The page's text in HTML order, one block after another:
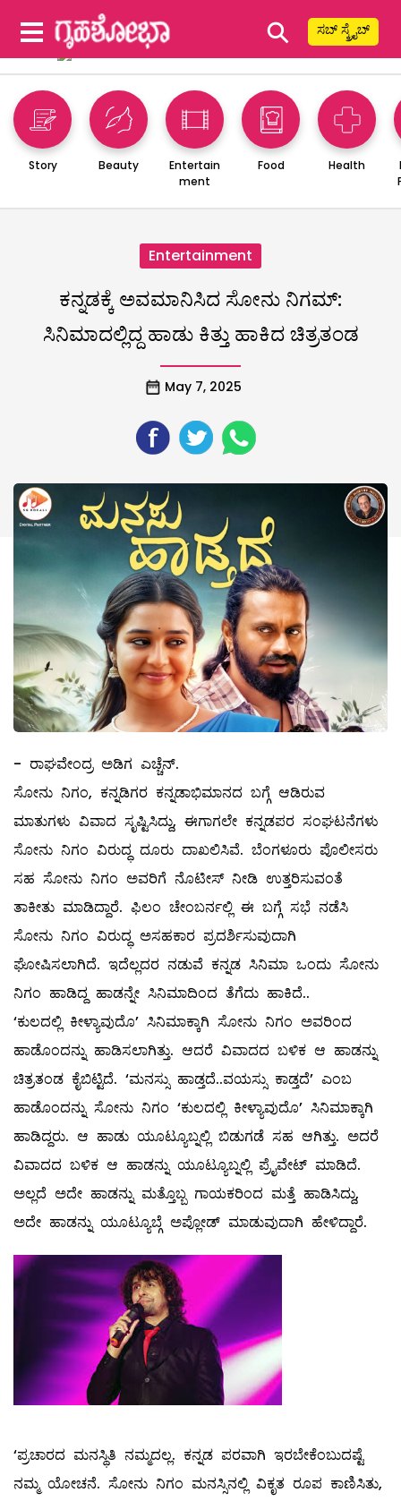
⚲ ಸಬ್ ಸ್ಕ್ರೈಬ್
Story Beauty
Entertain
ment
Food Health
Entertainment
ಕನ್ನಡಕ್ಕೆ ಅವಮಾನಿಸಿದ ಸೋನು ನಿಗಮ್:
ಸಿನಿಮಾದಲ್ಲಿದ್ದ ಹಾಡು ಕಿತ್ತು ಹಾಕಿದ ಚಿತ್ರತಂಡ
May 7, 2025
- ರಾಘವೇಂದ್ರ ಅಡಿಗ ಎಚ್ಚೆನ್.
ಸೋನು ನಿಗಂ, ಕನ್ನಡಿಗರ ಕನ್ನಡಾಭಿಮಾನದ ಬಗ್ಗೆ ಆಡಿರುವ
ಮಾತುಗಳು ವಿವಾದ ಸೃಷ್ಟಿಸಿದ್ದು, ಈಗಾಗಲೇ ಕನ್ನಡಪರ ಸಂಘಟನೆಗಳು
ಸೋನು ನಿಗಂ ವಿರುದ್ಧ ದೂರು ದಾಖಲಿಸಿವೆ. ಬೆಂಗಳೂರು ಪೊಲೀಸರು
ಸಹ ಸೋನು ನಿಗಂ ಅವರಿಗೆ ನೊಟೀಸ್ ನೀಡಿ ಉತ್ತರಿಸುವಂತೆ
ತಾಕೀತು ಮಾಡಿದ್ದಾರೆ. ಫಿಲಂ ಚೇಂಬರ್ನಲ್ಲಿ ಈ ಬಗ್ಗೆ ಸಭೆ ನಡೆಸಿ
ಸೋನು ನಿಗಂ ವಿರುದ್ಧ ಅಸಹಕಾರ ಪ್ರದರ್ಶಿಸುವುದಾಗಿ
ಘೋಷಿಸಲಾಗಿದೆ. ಇದೆಲ್ಲದರ ನಡುವೆ ಕನ್ನಡ ಸಿನಿಮಾ ಒಂದು ಸೋನು
ನಿಗಂ ಹಾಡಿದ್ದ ಹಾಡನ್ನೇ ಸಿನಿಮಾದಿಂದ ತೆಗೆದು ಹಾಕಿದೆ..
‘ಕುಲದಲ್ಲಿ ಕೀಳ್ಯಾವುದೊ’ ಸಿನಿಮಾಕ್ಕಾಗಿ ಸೋನು ನಿಗಂ ಅವರಿಂದ
ಹಾಡೊಂದನ್ನು ಹಾಡಿಸಲಾಗಿತ್ತು. ಆದರೆ ವಿವಾದದ ಬಳಿಕ ಆ ಹಾಡನ್ನು
ಚಿತ್ರತಂಡ ಕೈಬಿಟ್ಟಿದೆ. ‘ಮನಸ್ಸು ಹಾಡ್ತದೆ..ವಯಸ್ಸು ಕಾಡ್ತದೆ’ ಎಂಬ
ಹಾಡೊಂದನ್ನು ಸೋನು ನಿಗಂ ‘ಕುಲದಲ್ಲಿ ಕೀಳ್ಯಾವುದೊ’ ಸಿನಿಮಾಕ್ಕಾಗಿ
ಹಾಡಿದ್ದರು. ಆ ಹಾಡು ಯೂಟ್ಯೂಬ್ನಲ್ಲಿ ಬಿಡುಗಡೆ ಸಹ ಆಗಿತ್ತು. ಅದರೆ
ವಿವಾದದ ಬಳಿಕ ಆ ಹಾಡನ್ನು ಯೂಟ್ಯೂಬ್ನಲ್ಲಿ ಪ್ರೈವೇಟ್ ಮಾಡಿದೆ.
ಅಲ್ಲದೆ ಅದೇ ಹಾಡನ್ನು ಮತ್ತೊಬ್ಬ ಗಾಯಕರಿಂದ ಮತ್ತೆ ಹಾಡಿಸಿದ್ದು,
ಅದೇ ಹಾಡನ್ನು ಯೂಟ್ಯೂಬ್ಗೆ ಅಪ್ಲೋಡ್ ಮಾಡುವುದಾಗಿ ಹೇಳಿದ್ದಾರೆ.
‘ಪ್ರಚಾರದ ಮನಸ್ಥಿತಿ ನಮ್ಮದಲ್ಲ. ಕನ್ನಡ ಪರವಾಗಿ ಇರಬೇಕೆಂಬುದಷ್ಟೆ
ನಮ್ಮ ಯೋಚನೆ. ಸೋನು ನಿಗಂ ಮನಸ್ಸಿನಲ್ಲಿ ವಿಕೃತ ರೂಪ ಕಾಣಿಸಿತು,